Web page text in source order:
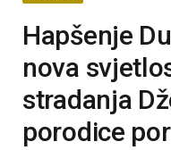
Hapšenje
nova
stradanja
porodice